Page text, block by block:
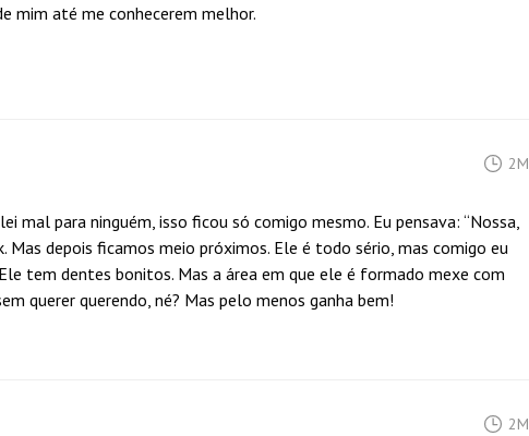
mim até me conhecerem melhor.
2M
mal para ninguém, isso ficou só comigo mesmo. Eu pensava: “Nossa,
Mas depois ficamos meio próximos. Ele é todo sério, mas comigo eu
tem dentes bonitos. Mas a área em que ele é formado mexe com
querer querendo, né? Mas pelo menos ganha bem!
2M